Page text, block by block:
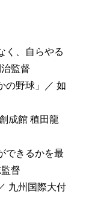
く、自らやる
監督
の野球」／ 如
成館 稙田龍
できるかを最
督
九州国際大付